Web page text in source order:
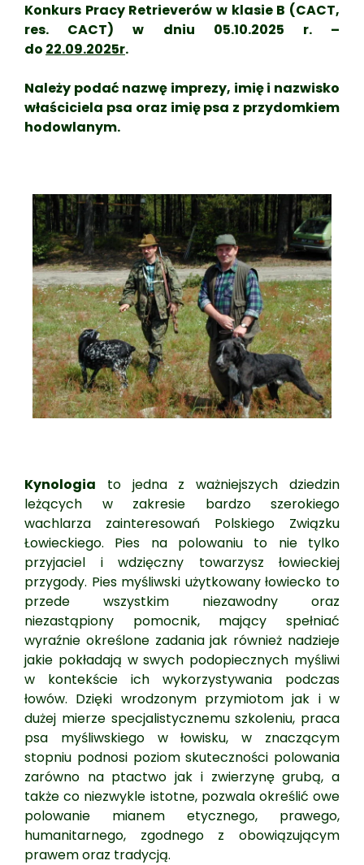
Konkurs Pracy Retrieverów w klasie B (CACT,
res. CACT) w dniu 05.10.2025 r. –
do 22.09.2025r.
Należy podać nazwę imprezy, imię i nazwisko
właściciela psa oraz imię psa z przydomkiem
hodowlanym.
Kynologia to jedna z ważniejszych dziedzin
leżących w zakresie bardzo szerokiego
wachlarza zainteresowań Polskiego Związku
Łowieckiego. Pies na polowaniu to nie tylko
przyjaciel i wdzięczny towarzysz łowieckiej
przygody. Pies myśliwski użytkowany łowiecko to
przede wszystkim niezawodny oraz
niezastąpiony pomocnik, mający spełniać
wyraźnie określone zadania jak również nadzieje
jakie pokładają w swych podopiecznych myśliwi
w kontekście ich wykorzystywania podczas
łowów. Dzięki wrodzonym przymiotom jak i w
dużej mierze specjalistycznemu szkoleniu, praca
psa myśliwskiego w łowisku, w znaczącym
stopniu podnosi poziom skuteczności polowania
zarówno na ptactwo jak i zwierzynę grubą, a
także co niezwykle istotne, pozwala określić owe
polowanie mianem etycznego, prawego,
humanitarnego, zgodnego z obowiązującym
prawem oraz tradycją.